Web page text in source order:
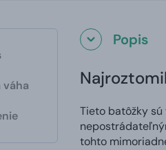
váha
Popis
Tieto batôžky
tohto